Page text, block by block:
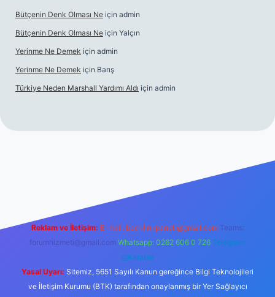
Bütçenin Denk Olması Ne için admin
Bütçenin Denk Olması Ne için Yalçın
Yerinme Ne Demek için admin
Yerinme Ne Demek için Barış
Türkiye Neden Marshall Yardımı Aldı için admin
hiltonbet yeni giriş
Reklam ve İletişim: E-mail: backlinkpaneli@gmail.com Teams:
forumhizmeti@gmail.com Whatsapp: 0262 606 0 726 Telegram:
@karabul
Yasal Uyarı: Sitemiz, 5651 Sayılı Kanun gereğince Bilgi Teknolojileri
ve İletişim Kurumu (BTK) tarafından onaylanmış bir Yer Sağlayıcı